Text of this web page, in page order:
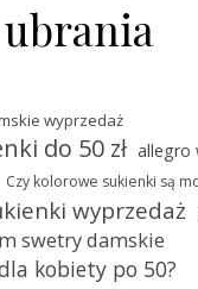
wyprzedaż
do 50 zł allegro
Czy kolorowe sukienki są
wyprzedaż
swetry damskie
kobiety po 50?